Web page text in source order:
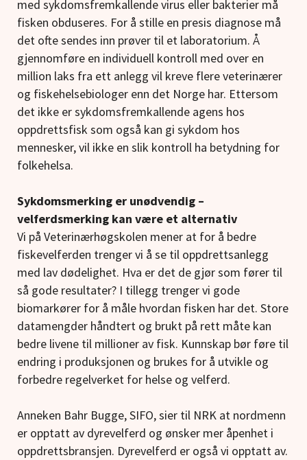
med sykdomsfremkallende virus eller bakterier må
fisken obduseres. For å stille en presis diagnose må
det ofte sendes inn prøver til et laboratorium. Å
gjennomføre en individuell kontroll med over en
million laks fra ett anlegg vil kreve flere veterinærer
og fiskehelsebiologer enn det Norge har. Ettersom
det ikke er sykdomsfremkallende agens hos
oppdrettsfisk som også kan gi sykdom hos
mennesker, vil ikke en slik kontroll ha betydning for
folkehelsa.
Sykdomsmerking er unødvendig –
velferdsmerking kan være et alternativ
Vi på Veterinærhøgskolen mener at for å bedre
fiskevelferden trenger vi å se til oppdrettsanlegg
med lav dødelighet. Hva er det de gjør som fører til
så gode resultater? I tillegg trenger vi gode
biomarkører for å måle hvordan fisken har det. Store
datamengder håndtert og brukt på rett måte kan
bedre livene til millioner av fisk. Kunnskap bør føre til
endring i produksjonen og brukes for å utvikle og
forbedre regelverket for helse og velferd.
Anneken Bahr Bugge, SIFO, sier til NRK at nordmenn
er opptatt av dyrevelferd og ønsker mer åpenhet i
oppdrettsbransjen. Dyrevelferd er også vi opptatt av.